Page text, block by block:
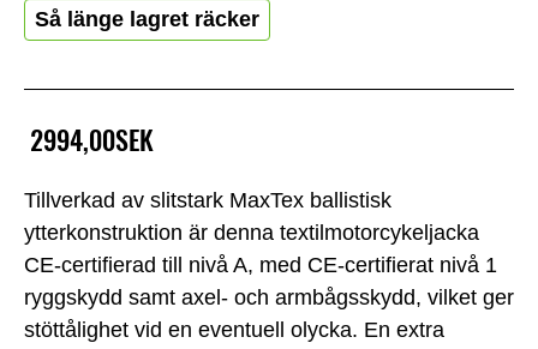
Tillverkad av slitstark MaxTex ballistisk
ytterkonstruktion är denna textilmotorcykeljacka
CE-certifierad till nivå A, med CE-certifierat nivå 1
ryggskydd samt axel- och armbågsskydd, vilket ger
stöttålighet vid en eventuell olycka. En extra
2994,00SEK
Så länge lagret räcker